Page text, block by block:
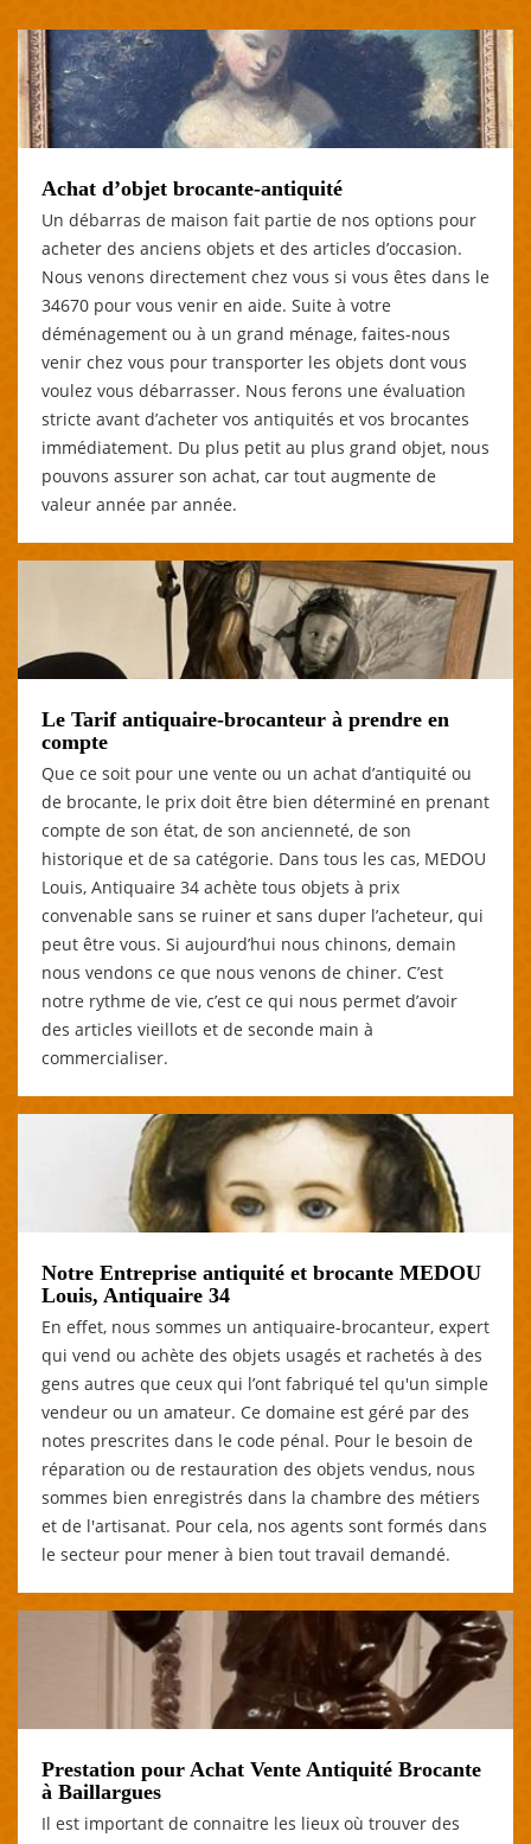
Achat d’objet brocante-antiquité
Un débarras de maison fait partie de nos options pour
acheter des anciens objets et des articles d’occasion.
Nous venons directement chez vous si vous êtes dans le
34670 pour vous venir en aide. Suite à votre
déménagement ou à un grand ménage, faites-nous
venir chez vous pour transporter les objets dont vous
voulez vous débarrasser. Nous ferons une évaluation
stricte avant d’acheter vos antiquités et vos brocantes
immédiatement. Du plus petit au plus grand objet, nous
pouvons assurer son achat, car tout augmente de
valeur année par année.
Le Tarif antiquaire-brocanteur à prendre en
compte
Que ce soit pour une vente ou un achat d’antiquité ou
de brocante, le prix doit être bien déterminé en prenant
compte de son état, de son ancienneté, de son
historique et de sa catégorie. Dans tous les cas, MEDOU
Louis, Antiquaire 34 achète tous objets à prix
convenable sans se ruiner et sans duper l’acheteur, qui
peut être vous. Si aujourd’hui nous chinons, demain
nous vendons ce que nous venons de chiner. C’est
notre rythme de vie, c’est ce qui nous permet d’avoir
des articles vieillots et de seconde main à
commercialiser.
Notre Entreprise antiquité et brocante MEDOU
Louis, Antiquaire 34
En effet, nous sommes un antiquaire-brocanteur, expert
qui vend ou achète des objets usagés et rachetés à des
gens autres que ceux qui l’ont fabriqué tel qu'un simple
vendeur ou un amateur. Ce domaine est géré par des
notes prescrites dans le code pénal. Pour le besoin de
réparation ou de restauration des objets vendus, nous
sommes bien enregistrés dans la chambre des métiers
et de l'artisanat. Pour cela, nos agents sont formés dans
le secteur pour mener à bien tout travail demandé.
Prestation pour Achat Vente Antiquité Brocante
à Baillargues
Il est important de connaitre les lieux où trouver des